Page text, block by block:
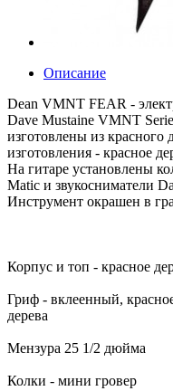
Описание
Dean VMNT FEAR -
Dave Mustaine VMNT
изготовлены из красного
изготовления - красное
На гитаре установлены
Matic и звукосниматели
Инструмент окрашен в
Корпус и топ - красное
Гриф - вклеенный,
дерева
Мензура 25 1/2 дюйма
Колки - мини гровер